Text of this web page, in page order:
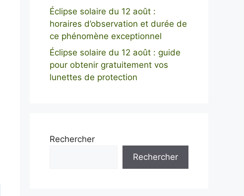
Éclipse solaire du 12 août :
horaires d’observation et durée de
ce phénomène exceptionnel
Éclipse solaire du 12 août : guide
pour obtenir gratuitement vos
lunettes de protection
Rechercher
Rechercher